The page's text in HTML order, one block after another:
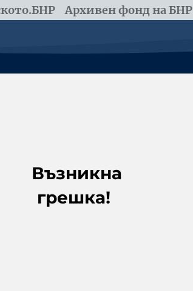
Архивен фонд на БНР
Възникна
грешка!